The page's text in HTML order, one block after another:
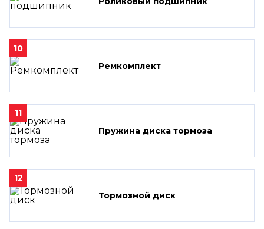
10
Ремкомплект
11
Пружина диска тормоза
12
Тормозной диск